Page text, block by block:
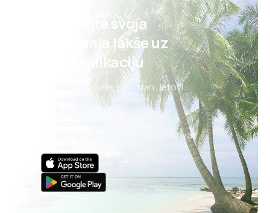
Planirajte svoja
putovanja lakše uz
našu aplikaciju
Nove ponude svaki dan: letovi,
odmori, city break-ovi
Sve što je bitno, uvijek na dohvat